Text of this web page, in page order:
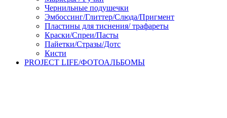
Чернильные подушечки
Эмбоссинг/Глиттер/Слюда/Пригмент
Пластины для тиснения/ трафареты
Краски/Спреи/Пасты
Пайетки/Стразы/Дотс
Кисти
PROJECT LIFE/ФОТОАЛЬБОМЫ